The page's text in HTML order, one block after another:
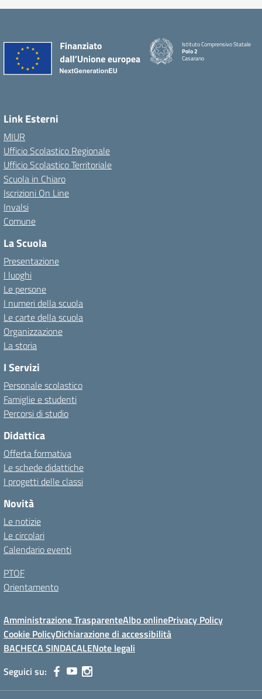
Istituto Comprensivo Statale
Polo 2
Casarano
Link Esterni
MIUR
Ufficio Scolastico Regionale
Ufficio Scolastico Territoriale
Scuola in Chiaro
Iscrizioni On Line
Invalsi
Comune
La Scuola
Presentazione
I luoghi
Le persone
I numeri della scuola
Le carte della scuola
Organizzazione
La storia
I Servizi
Personale scolastico
Famiglie e studenti
Percorsi di studio
Didattica
Offerta formativa
Le schede didattiche
I progetti delle classi
Novità
Le notizie
Le circolari
Calendario eventi
PTOF
Orientamento
Amministrazione TrasparenteAlbo onlinePrivacy Policy
Cookie PolicyDichiarazione di accessibilità
BACHECA SINDACALENote legali
Seguici su: